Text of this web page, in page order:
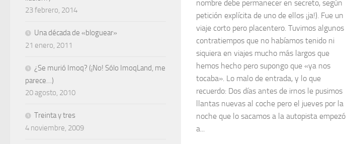
nombre debe permanecer en secreto, según
petición explícita de uno de ellos ¡ja!). Fue un
viaje corto pero placentero. Tuvimos algunos
contratiempos que no habíamos tenido ni
siquiera en viajes mucho más largos que
hemos hecho pero supongo que «ya nos
tocaba». Lo malo de entrada, y lo que
recuerdo: Dos días antes de irnos le pusimos
llantas nuevas al coche pero el jueves por la
noche que lo sacamos a la autopista empezó
a...
23 febrero, 2014
Una década de «bloguear»
21 enero, 2011
¿Se murió Imoq? (¡No! Sólo ImoqLand, me
parece…)
20 agosto, 2010
Treinta y tres
4 noviembre, 2009